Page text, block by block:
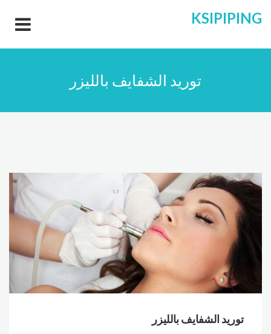
KSIPIPING
توريد الشفايف بالليزر
توريد الشفايف بالليزر